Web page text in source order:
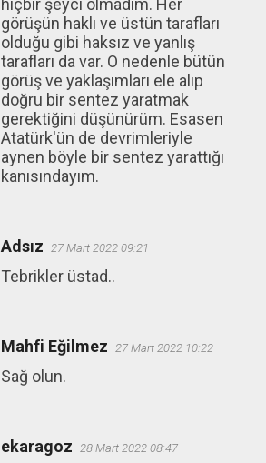
hiçbir şeyci olmadım. Her
görüşün haklı ve üstün tarafları
olduğu gibi haksız ve yanlış
tarafları da var. O nedenle bütün
görüş ve yaklaşımları ele alıp
doğru bir sentez yaratmak
gerektiğini düşünürüm. Esasen
Atatürk'ün de devrimleriyle
aynen böyle bir sentez yarattığı
kanısındayım.
Adsız 27 Mart 2022 09:21
Tebrikler üstad..
Mahfi Eğilmez 27 Mart 2022 10:22
Sağ olun.
ekaragoz 28 Mart 2022 08:47